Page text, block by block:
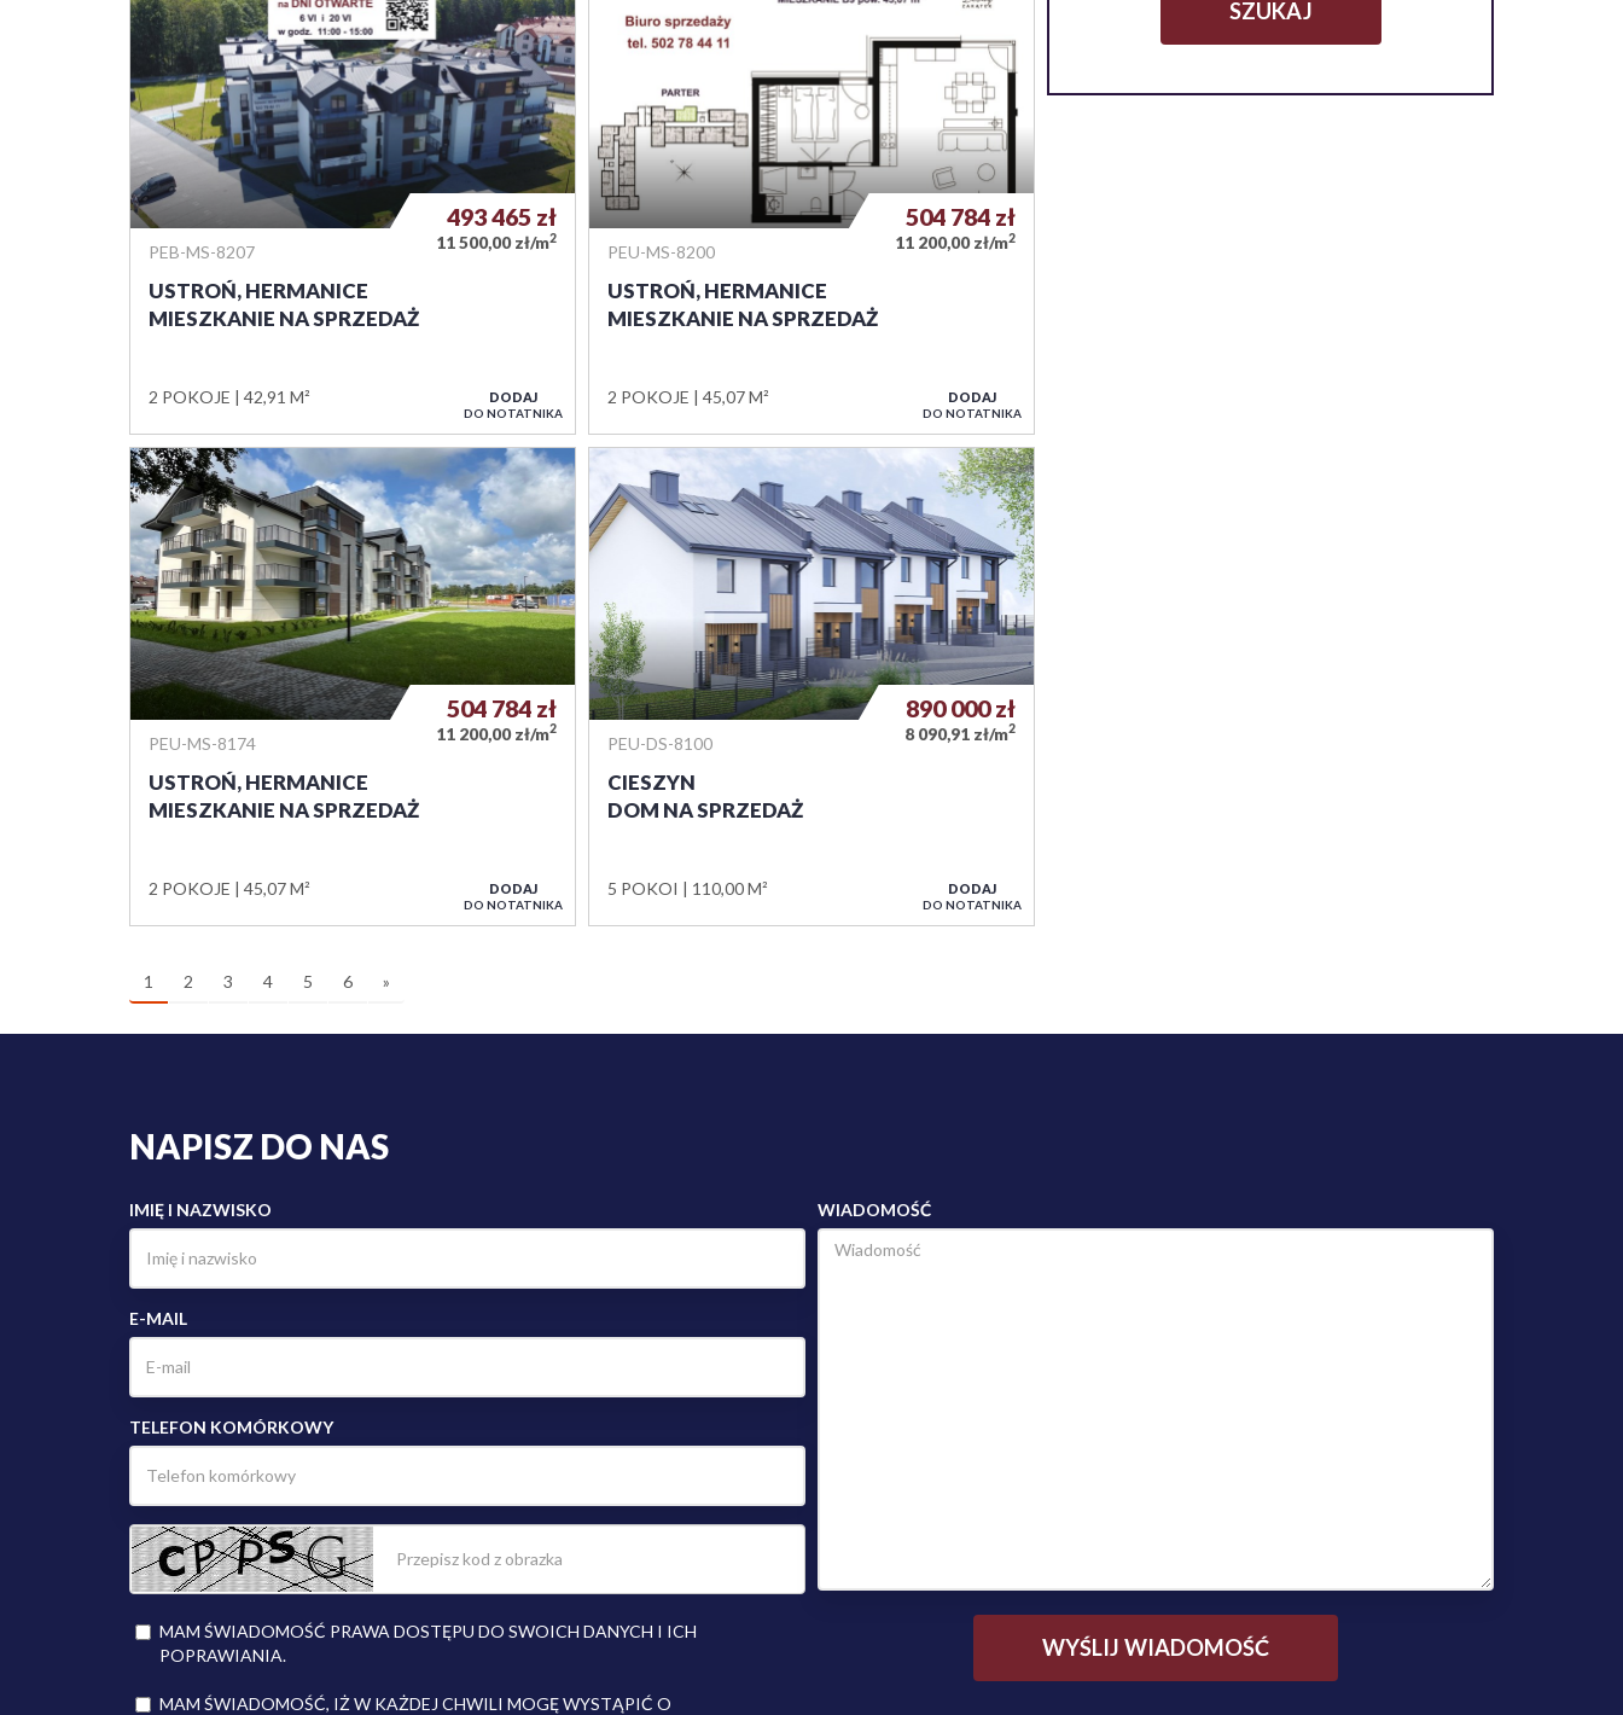
PEB-MS-8207
USTROŃ, HERMANICE
MIESZKANIE NA SPRZEDAŻ
2 POKOJE 42,91 M²
493 465 zł
11 500,00 zł/m2
DODAJ
DO NOTATNIKA
PEU-MS-8200
USTROŃ, HERMANICE
MIESZKANIE NA SPRZEDAŻ
2 POKOJE 45,07 M²
504 784 zł
11 200,00 zł/m2
DODAJ
DO NOTATNIKA
PEU-MS-8174
USTROŃ, HERMANICE
MIESZKANIE NA SPRZEDAŻ
2 POKOJE 45,07 M²
504 784 zł
11 200,00 zł/m2
DODAJ
DO NOTATNIKA
PEU-DS-8100
CIESZYN
DOM NA SPRZEDAŻ
5 POKOI 110,00 M²
890 000zł
8 090,91 zł/m2
DODAJ
DO NOTATNIKA
1 2 3 4 5 6 »
NAPISZ DO NAS
IMIĘ I NAZWISKO
E-MAIL
TELEFON KOMÓRKOWY
MAM ŚWIADOMOŚĆ PRAWA DOSTĘPU DO SWOICH DANYCH I ICH
POPRAWIANIA.
MAM ŚWIADOMOŚĆ, IŻ W KAŻDEJ CHWILI MOGĘ WYSTĄPIĆ O
WIADOMOŚĆ